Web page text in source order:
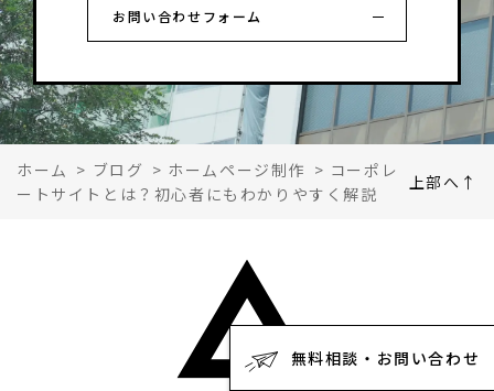
お問い合わせフォーム
無料相談・お問い合わせ
ホーム > ブログ > ホームページ制作 > コーポレ
ートサイトとは？初心者にもわかりやすく解説
上部へ↑